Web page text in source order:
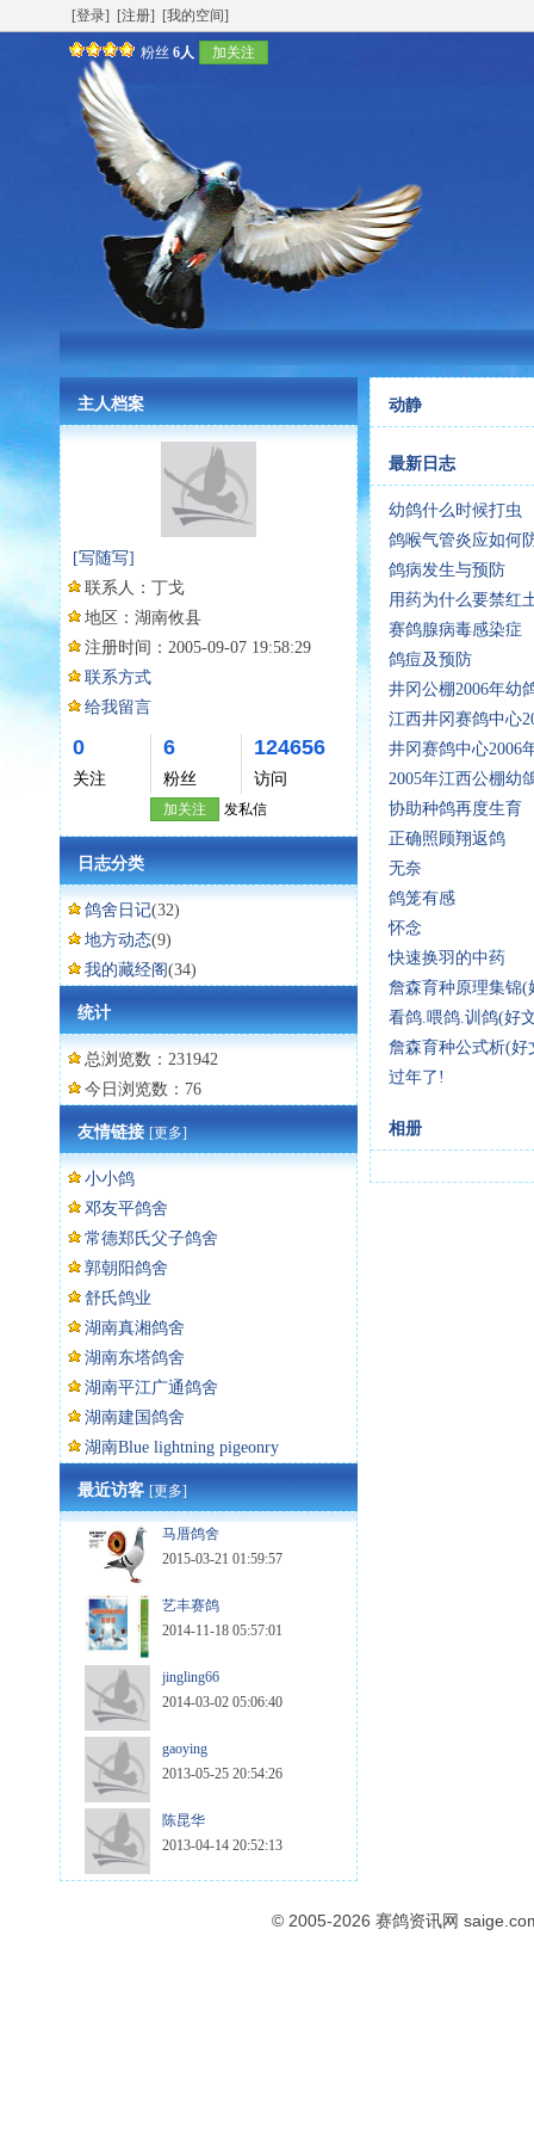
[登录] [注册] [我的空间]
粉丝 6人 加关注
主人档案
[写随写]
联系人： 丁戈
地区： 湖南攸县
注册时间： 2005-09-07 19:58:29
联系方式
给我留言
0
关注
6
粉丝
124656
访问
加关注 发私信
日志分类
鸽舍日记(32)
地方动态(9)
我的藏经阁(34)
统计
总浏览数：231942
今日浏览数：76
友情链接[更多]
小小鸽
邓友平鸽舍
常德郑氏父子鸽舍
郭朝阳鸽舍
舒氏鸽业
湖南真湘鸽舍
湖南东塔鸽舍
湖南平江广通鸽舍
湖南建国鸽舍
湖南Blue lightning pigeonry
最近访客[更多]
马厝鸽舍
2015-03-21 01:59:57
艺丰赛鸽
2014-11-18 05:57:01
jingling66
2014-03-02 05:06:40
gaoying
2013-05-25 20:54:26
陈昆华
2013-04-14 20:52:13
动静
最新日志
幼鸽什么时候打虫
鸽喉气管炎应如何
鸽病发生与预防
用药为什么要禁红
赛鸽腺病毒感染症
鸽痘及预防
井冈公棚2006年幼
江西井冈赛鸽中心
井冈赛鸽中心2006
2005年江西公棚幼
协助种鸽再度生育
正确照顾翔返鸽
无奈
鸽笼有感
怀念
快速换羽的中药
詹森育种原理集锦(
看鸽.喂鸽.训鸽(好
詹森育种公式析(好
过年了!
相册
© 2005-2026 赛鸽资讯网